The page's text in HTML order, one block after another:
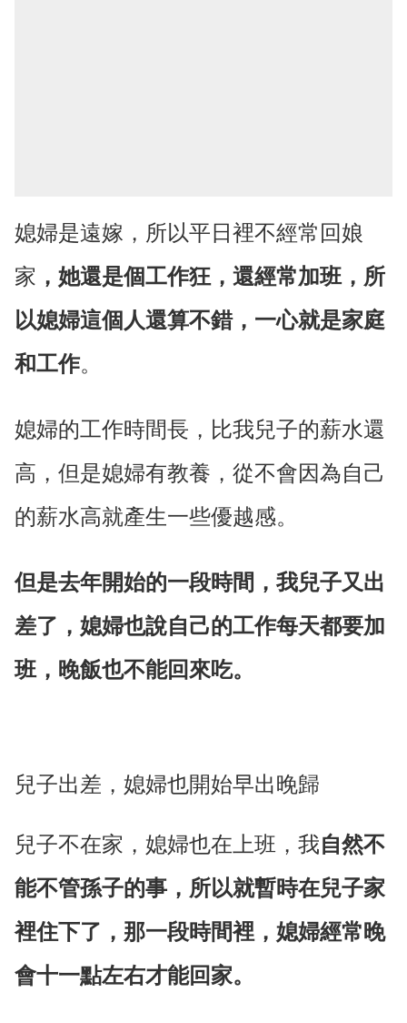
媳婦是遠嫁，所以平日裡不經常回娘
家 ，她還是個工作狂，還經常加班，所
以媳婦這個人還算不錯，一心就是家庭
和工作。
媳婦的工作時間長，比我兒子的薪水還
高，但是媳婦有教養，從不會因為自己
的薪水高就產生一些優越感。
但是去年開始的一段時間，我兒子又出
差了，媳婦也說自己的工作每天都要加
班，晚飯也不能回來吃。
兒子出差，媳婦也開始早出晚歸
兒子不在家，媳婦也在上班，我自然不
能不管孫子的事，所以就暫時在兒子家
裡住下了，那一段時間裡，媳婦經常晚
會十一點左右才能回家。